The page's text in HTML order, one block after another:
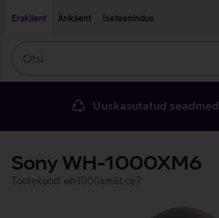
Eraklient
Äriklient Iseteenindus
Uuskasutatud seadmed
Sony WH-1000XM6
Tootekood: wh1000xm6t.ce7